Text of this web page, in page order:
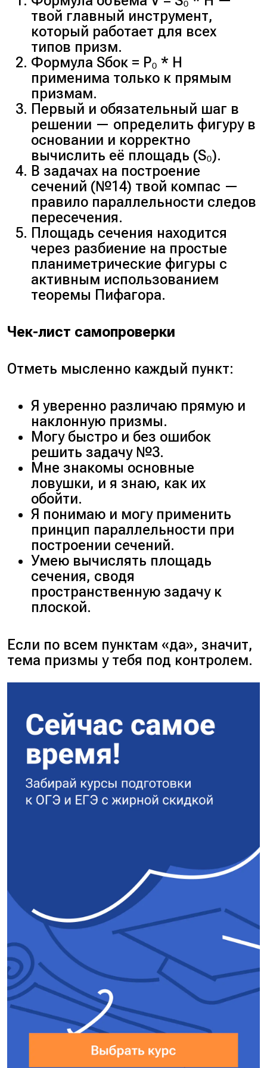
параллельную A₁B₁.
Этап 1. Доказательство (пункт
а).
Отмечаем, что A₁B₁ || AB
(свойство призмы).
Пусть К — середина
стороны BC.
нашего сечения пересекает
параллельные плоскости.
Линия пересечения с
верхней плоскостью — это
пересечения с нижней
плоскостью (ABC) должна
быть ей параллельна и
проходить через
имеющуюся там точку К.
Проводим в плоскости (ABC)
через К прямую,
параллельную AB. В
правильном треугольнике
такая прямая — средняя
линия. Она пересекает AC в
её середине — точке Е.
Теперь соединяем A₁ с Е и
B₁ с К. Получаем
построению). Отрезки A₁Е и
B₁К не являются
параллельными.
парой параллельных сторон
— это трапеция.
Доказательство завершено.
Этап 2. Вычисление площади
(пункт б).
\frac{\text{основание}_1 +
\text{основание}_2}{2} \cdot
\text{высоту}$.
Длины оснований:
Верхнее основание
трапеции A₁B₁ = AB = 16.
Нижнее основание КЕ —
это средняя линия
треугольника ABC,
поэтому $KE = \frac{AB}
{2} = 8$.
твой главный инструмент,
который работает для всех
типов призм.
Формула Sбок = P₀ * H
применима только к прямым
призмам.
Первый и обязательный шаг в
решении — определить фигуру в
основании и корректно
вычислить её площадь (S₀).
В задачах на построение
сечений (№14) твой компас —
правило параллельности следов
пересечения.
Площадь сечения находится
через разбиение на простые
планиметрические фигуры с
активным использованием
теоремы Пифагора.
Чек-лист самопроверки
Отметь мысленно каждый пункт:
Я уверенно различаю прямую и
наклонную призмы.
Могу быстро и без ошибок
решить задачу №3.
Мне знакомы основные
ловушки, и я знаю, как их
обойти.
Я понимаю и могу применить
принцип параллельности при
построении сечений.
Умею вычислять площадь
сечения, сводя
пространственную задачу к
плоской.
Если по всем пунктам «да», значит,
тема призмы у тебя под контролем.